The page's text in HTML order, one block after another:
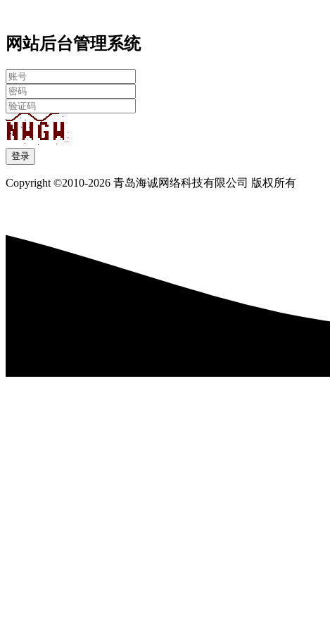
网站后台管理系统
登录
Copyright ©2010-2026 青岛海诚网络科技有限公司 版权所有